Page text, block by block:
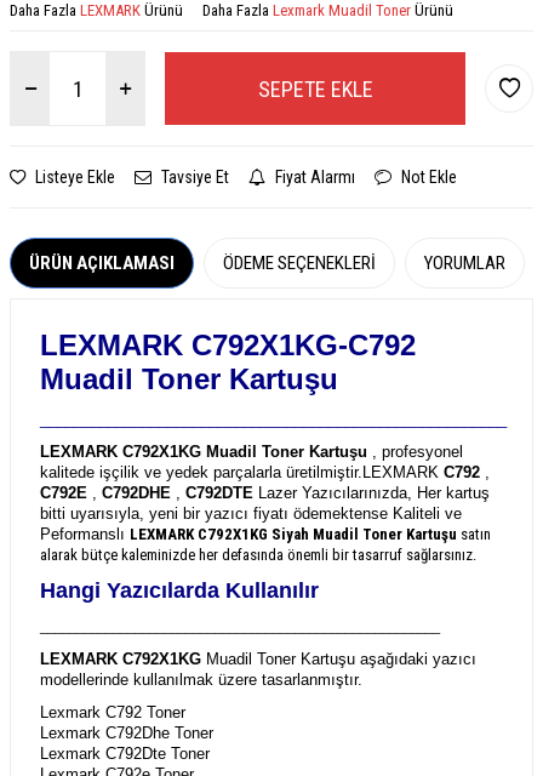
Daha Fazla LEXMARK Ürünü Daha Fazla Lexmark Muadil Toner Ürünü
SEPETE EKLE
Listeye Ekle Tavsiye Et Fiyat Alarmı Not Ekle
ÜRÜN AÇIKLAMASI ÖDEME SEÇENEKLERI YORUMLAR
LEXMARK C792X1KG-C792
Muadil Toner Kartuşu
LEXMARK C792X1KG Muadil Toner Kartuşu , profesyonel
kalitede işçilik ve yedek parçalarla üretilmiştir. LEXMARK C792 ,
C792E , C792DHE , C792DTE Lazer Yazıcılarınızda, Her kartuş
bitti uyarısıyla, yeni bir yazıcı fiyatı ödemektense Kaliteli ve
Peformanslı LEXMARK C792X1KG Siyah Muadil Toner Kartuşu satın
alarak bütçe kaleminizde her defasında önemli bir tasarruf sağlarsınız.
Hangi Yazıcılarda Kullanılır
LEXMARK C792X1KG Muadil Toner Kartuşu aşağıdaki yazıcı
modellerinde kullanılmak üzere tasarlanmıştır.
Lexmark C792 Toner
Lexmark C792Dhe Toner
Lexmark C792Dte Toner